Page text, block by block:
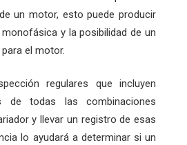
un motor, esto puede producir
y la posibilidad de un
el motor.
regulares que incluyen
de todas las combinaciones
y llevar un registro de esas
lo ayudará a determinar si un